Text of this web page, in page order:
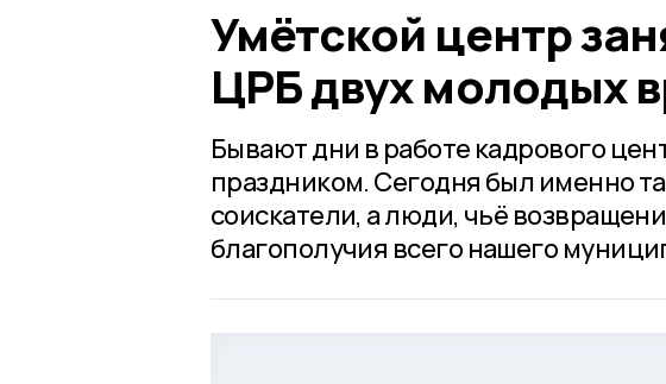
Умётской центр
ЦРБ двух молодых
Бывают дни в работе кадрового
праздником. Сегодня был именно
соискатели, а люди, чьё
благополучия всего нашего